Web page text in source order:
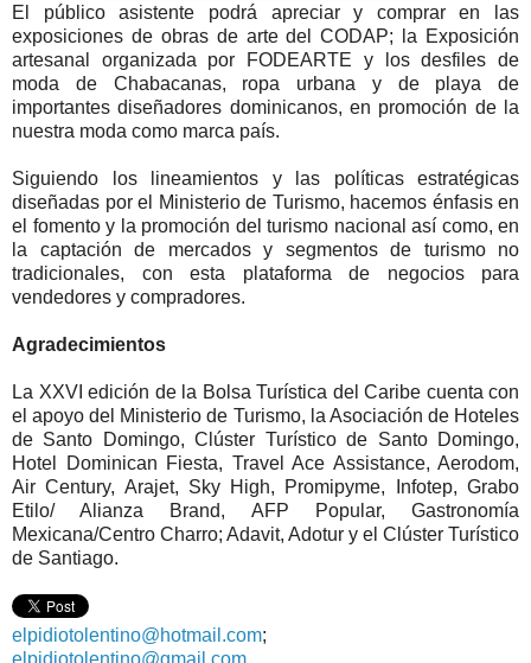
El público asistente podrá apreciar y comprar en las
exposiciones de obras de arte del CODAP; la Exposición
artesanal organizada por FODEARTE y los desfiles de
moda de Chabacanas, ropa urbana y de playa de
importantes diseñadores dominicanos, en promoción de la
nuestra moda como marca país.
Siguiendo los lineamientos y las políticas estratégicas
diseñadas por el Ministerio de Turismo, hacemos énfasis en
el fomento y la promoción del turismo nacional así como, en
la captación de mercados y segmentos de turismo no
tradicionales, con esta plataforma de negocios para
vendedores y compradores.
Agradecimientos
La XXVI edición de la Bolsa Turística del Caribe cuenta con
el apoyo del Ministerio de Turismo, la Asociación de Hoteles
de Santo Domingo, Clúster Turístico de Santo Domingo,
Hotel Dominican Fiesta, Travel Ace Assistance, Aerodom,
Air Century, Arajet, Sky High, Promipyme, Infotep, Grabo
Etilo/ Alianza Brand, AFP Popular, Gastronomía
Mexicana/Centro Charro; Adavit, Adotur y el Clúster Turístico
de Santiago.
elpidiotolentino@hotmail.com;
elpidiotolentino@gmail.com